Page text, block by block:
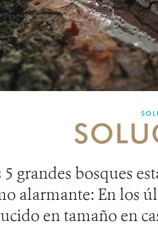
5 grandes bosques
alarmante: En los
en tamaño en